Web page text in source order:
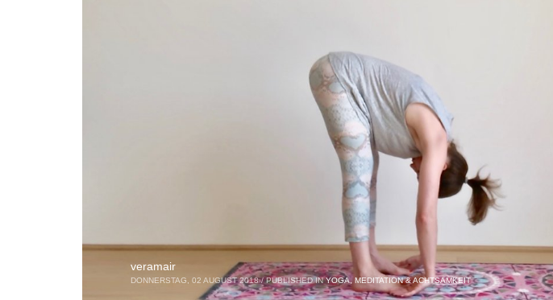
veramair
DONNERSTAG, 02 AUGUST 2018 / PUBLISHED IN YOGA, MEDITATION & ACHTSAMKEIT